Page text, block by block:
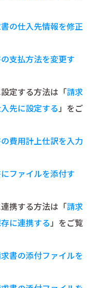
の仕入先情報を修正
支払方法を変更す
定する方法は「請求
先に設定する 」をご
費用計上仕訳を入力
ファイルを添付す
携する方法は「請求
に連携する 」をご覧
書の添付ファイルを